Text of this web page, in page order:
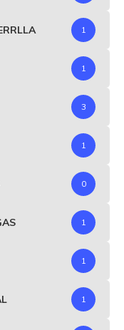
1
1
3
1
0
1
1
1